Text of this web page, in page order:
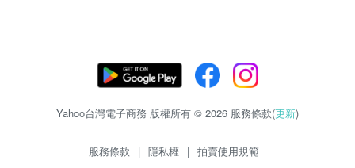
Yahoo台灣電子商務 版權所有 © 2026 服務條款(更新)
服務條款 | 隱私權 | 拍賣使用規範